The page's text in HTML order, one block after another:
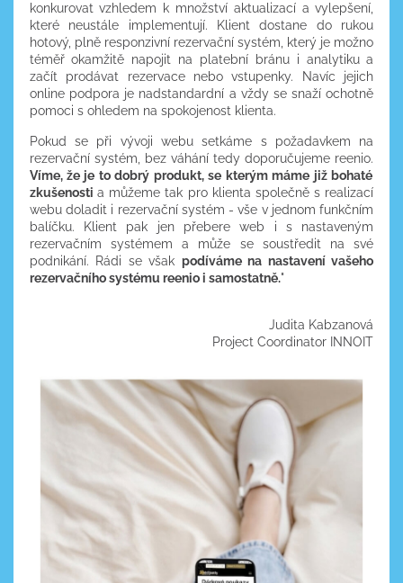
konkurovat vzhledem k množství aktualizací a vylepšení,
které neustále implementují. Klient dostane do rukou
hotový, plně responzivní rezervační systém, který je možno
téměř okamžitě napojit na platební bránu i analytiku a
začít prodávat rezervace nebo vstupenky. Navíc jejich
online podpora je nadstandardní a vždy se snaží ochotně
pomoci s ohledem na spokojenost klienta.
Pokud se při vývoji webu setkáme s požadavkem na
rezervační systém, bez váhání tedy doporučujeme reenio.
Víme, že je to dobrý produkt, se kterým máme již bohaté
zkušenosti a můžeme tak pro klienta společně s realizací
webu doladit i rezervační systém - vše v jednom funkčním
balíčku. Klient pak jen přebere web i s nastaveným
rezervačním systémem a může se soustředit na své
podnikání. Rádi se však podíváme na nastavení vašeho
rezervačního systému reenio i samostatně."
Judita Kabzanová
Project Coordinator INNOIT